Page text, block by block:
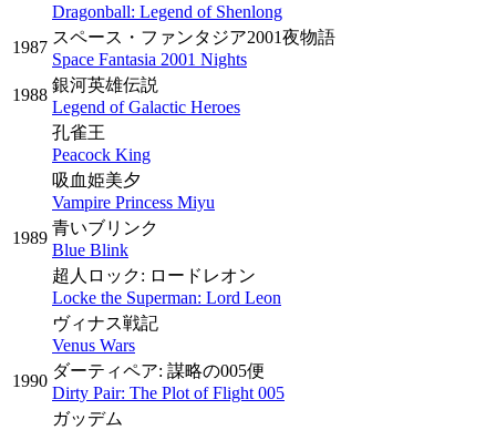
Dragonball: Legend of Shenlong
1987
スペース・ファンタジア2001夜物語
Space Fantasia 2001 Nights
1988
銀河英雄伝説
Legend of Galactic Heroes
孔雀王
Peacock King
吸血姫美夕
Vampire Princess Miyu
1989
青いブリンク
Blue Blink
超人ロック: ロードレオン
Locke the Superman: Lord Leon
ヴィナス戦記
Venus Wars
1990
ダーティペア: 謀略の005便
Dirty Pair: The Plot of Flight 005
ガッデム